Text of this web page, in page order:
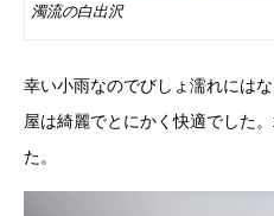
濁流の白出沢
幸い小雨なのでびしょ濡れには
屋は綺麗でとにかく快適でした
た。